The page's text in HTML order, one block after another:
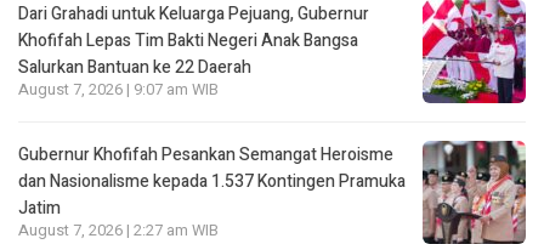
Dari Grahadi untuk Keluarga Pejuang, Gubernur
Khofifah Lepas Tim Bakti Negeri Anak Bangsa
Salurkan Bantuan ke 22 Daerah
August 7, 2026 | 9:07 am WIB
Gubernur Khofifah Pesankan Semangat Heroisme
dan Nasionalisme kepada 1.537 Kontingen Pramuka
Jatim
August 7, 2026 | 2:27 am WIB